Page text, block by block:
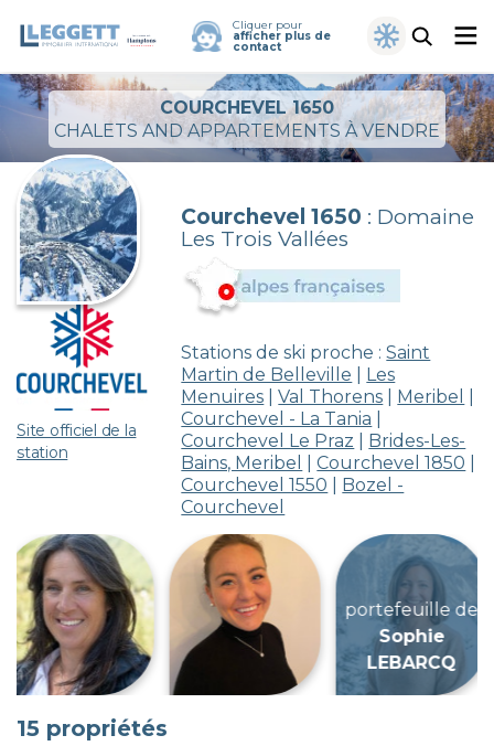
Cliquer pour
afficher plus de
contact
COURCHEVEL 1650
CHALETS AND APPARTEMENTS À VENDRE
Site officiel de la
station
Courchevel 1650 : Domaine
Les Trois Vallées
Stations de ski proche :Saint
Martin de Belleville
Les
Menuires |Val Thorens Meribel
Courchevel - La Tania
Courchevel Le Praz
Brides-Les-
Bains, Meribel
|Courchevel 1850
Courchevel 1550
Bozel -
Courchevel
portefeuille de
Sophie
LEBARCQ
15 propriétés